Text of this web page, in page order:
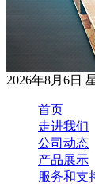
2026年8月6日
首页
走进我们
公司动态
产品展示
服务和支